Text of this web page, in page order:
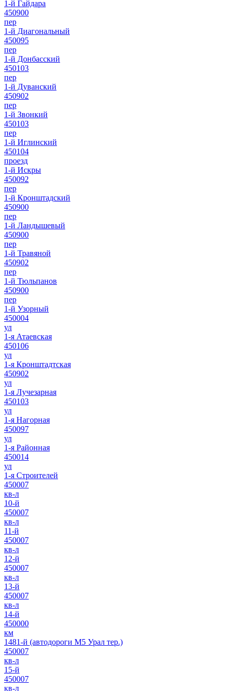
1-й Гайдара
450900
пер
1-й Диагональный
450095
пер
1-й Донбасский
450103
пер
1-й Дуванский
450902
пер
1-й Звонкий
450103
пер
1-й Иглинский
450104
проезд
1-й Искры
450092
пер
1-й Кронштадский
450900
пер
1-й Ландышевый
450900
пер
1-й Травяной
450902
пер
1-й Тюльпанов
450900
пер
1-й Узорный
450004
ул
1-я Атаевская
450106
ул
1-я Кронштадтская
450902
ул
1-я Лучезарная
450103
ул
1-я Нагорная
450097
ул
1-я Районная
450014
ул
1-я Строителей
450007
кв-л
10-й
450007
кв-л
11-й
450007
кв-л
12-й
450007
кв-л
13-й
450007
кв-л
14-й
450000
км
1481-й (автодороги М5 Урал тер.)
450007
кв-л
15-й
450007
кв-л